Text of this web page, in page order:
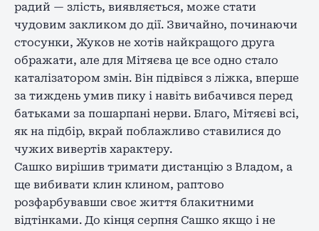
радий — злість, виявляється, може стати
чудовим закликом до дії. Звичайно, починаючи
стосунки, Жуков не хотів найкращого друга
ображати, але для Мітяєва це все одно стало
каталізатором змін. Він підвівся з ліжка, вперше
за тиждень умив пику і навіть вибачився перед
батьками за пошарпані нерви. Благо, Мітяєві всі,
як на підбір, вкрай поблажливо ставилися до
чужих вивертів характеру.
Сашко вирішив тримати дистанцію з Владом, а
ще вибивати клин клином, раптово
розфарбувавши своє життя блакитними
відтінками. До кінця серпня Сашко якщо і не